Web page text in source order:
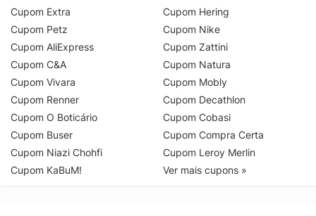
Cupom Extra
Cupom Petz
Cupom AliExpress
Cupom C&A
Cupom Vivara
Cupom Renner
Cupom O Boticário
Cupom Buser
Cupom Niazi Chohfi
Cupom KaBuM!
Cupom Hering
Cupom Nike
Cupom Zattini
Cupom Natura
Cupom Mobly
Cupom Decathlon
Cupom Cobasi
Cupom Compra Certa
Cupom Leroy Merlin
Ver mais cupons »